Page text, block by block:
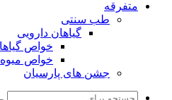
متفرقه
طب سنتی
گیاهان دارویی
خواص
خواص میوه
جشن های پارسیان